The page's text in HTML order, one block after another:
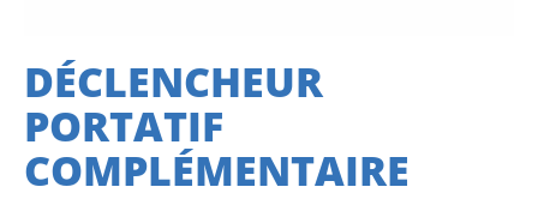
DÉCLENCHEUR
PORTATIF
COMPLÉMENTAIRE